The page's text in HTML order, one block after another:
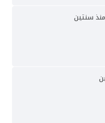
منذ سنتين